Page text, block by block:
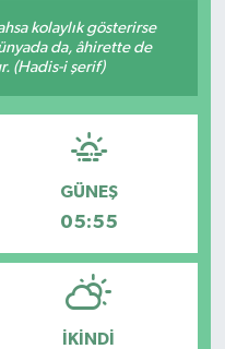
kolaylık gösterirse
da, âhirette de
(Hadis-i şerif)
GÜNEŞ
05:55
İKINDI